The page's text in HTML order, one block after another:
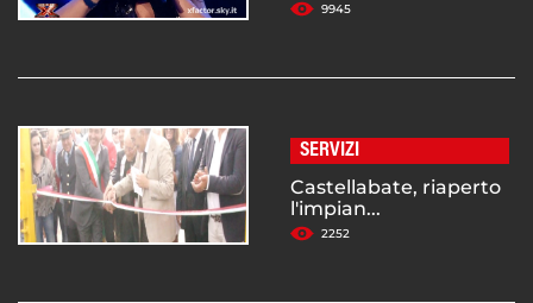
9945
SERVIZI
Castellabate, riaperto
l'impian...
2252